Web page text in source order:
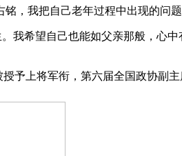
，我把自己老年过程中出现的问
我希望自己也能如父亲那般，心
予上将军衔，第六届全国政协副